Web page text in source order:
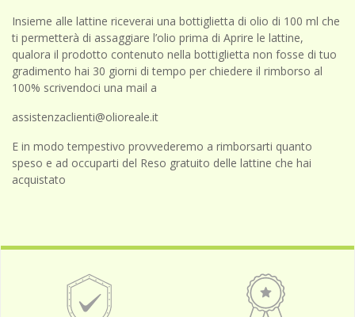
Insieme alle lattine riceverai una bottiglietta di olio di 100 ml che
ti permetterà di assaggiare l’olio prima di Aprire le lattine,
qualora il prodotto contenuto nella bottiglietta non fosse di tuo
gradimento hai 30 giorni di tempo per chiedere il rimborso al
100% scrivendoci una mail a
assistenzaclienti@olioreale.it
E in modo tempestivo provvederemo a rimborsarti quanto
speso e ad occuparti del Reso gratuito delle lattine che hai
acquistato